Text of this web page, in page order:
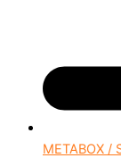
METABOX /